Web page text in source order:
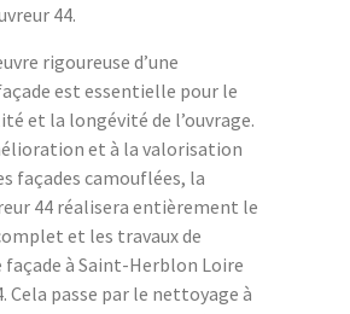
44.
rigoureuse d’une
est essentielle pour le
et la longévité de l’ouvrage.
et à la valorisation
façades camouflées, la
44 réalisera entièrement le
et les travaux de
à Saint-Herblon Loire
Cela passe par le nettoyage à